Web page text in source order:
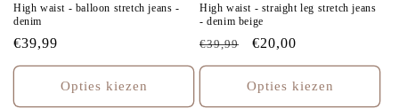
High waist - balloon stretch jeans -
denim
Normale
prijs
€39,99
Opties kiezen
High waist - straight leg stretch jeans
- denim beige
Normale
prijs
€39,99 Aanbiedingsprijs
€20,00
Opties kiezen